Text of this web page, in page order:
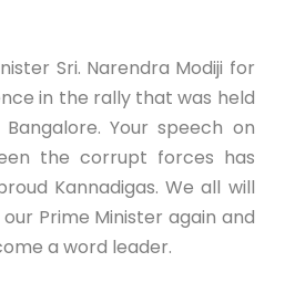
Sri. Narendra Modiji for
in the rally that was held
Your speech on
the corrupt forces has
Kannadigas. We all will
Prime Minister again and
a word leader.